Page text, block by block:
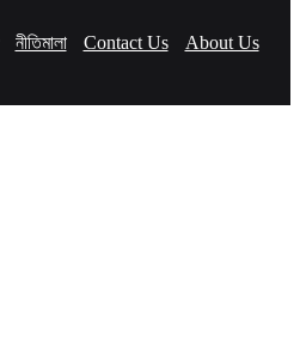
নীতিমালা Contact Us About Us